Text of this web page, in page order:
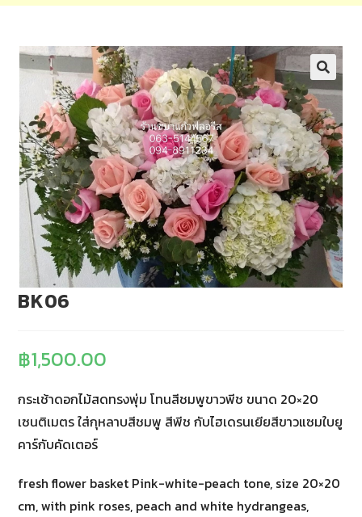
BK06
฿1,500.00
กระเช้าดอกไม้สดทรงพุ่ม โทนสีชมพูขาวพีช ขนาด 20×20
เซนติเมตร ใส่กุหลาบสีชมพู สีพีช กับไฮเดรนเยียสีขาวแซมใบยู
คาร์กับคัดเตอร์
fresh flower basket Pink-white-peach tone, size 20×20
cm, with pink roses, peach and white hydrangeas,